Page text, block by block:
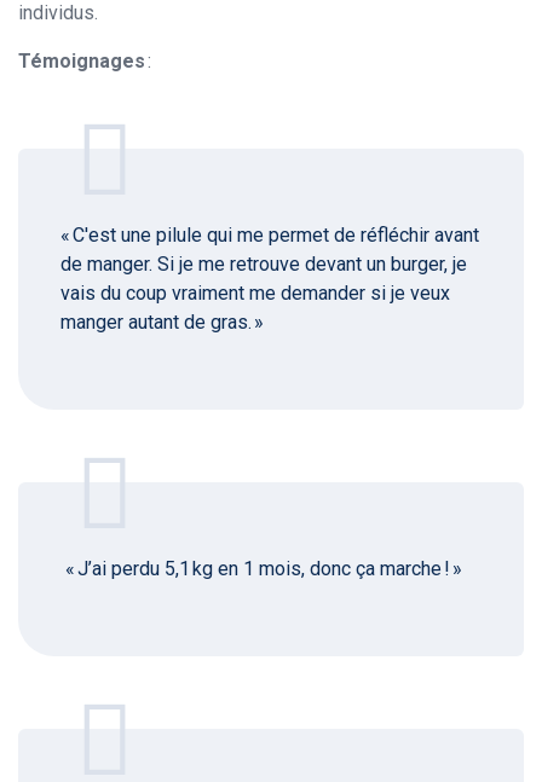
individus.
Témoignages:
« C'est une pilule qui me permet de réfléchir avant
de manger. Si je me retrouve devant un burger, je
vais du coup vraiment me demander si je veux
manger autant de gras. »
« J’ai perdu 5,1 kg en 1 mois, donc ça marche ! »